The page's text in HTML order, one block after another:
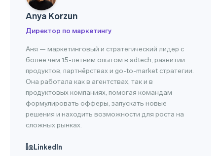
Anya Korzun
Директор по маркетингу
Аня — маркетинговый и стратегический лидер с
более чем 15-летним опытом в adtech, развитии
продуктов, партнёрствах и go-to-market стратегии.
Она работала как в агентствах, так и в
продуктовых компаниях, помогая командам
формулировать офферы, запускать новые
решения и находить возможности для роста на
сложных рынках.
LinkedIn